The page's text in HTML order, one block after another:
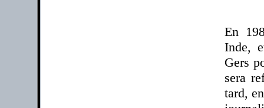
En
Inde,
Gers
sera
tard,